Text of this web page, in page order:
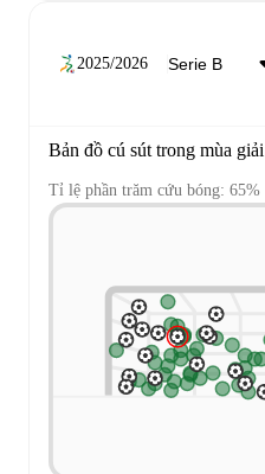
2025/2026
Bản đồ cú sút trong mùa giải
Tỉ lệ phần trăm cứu bóng: 65%